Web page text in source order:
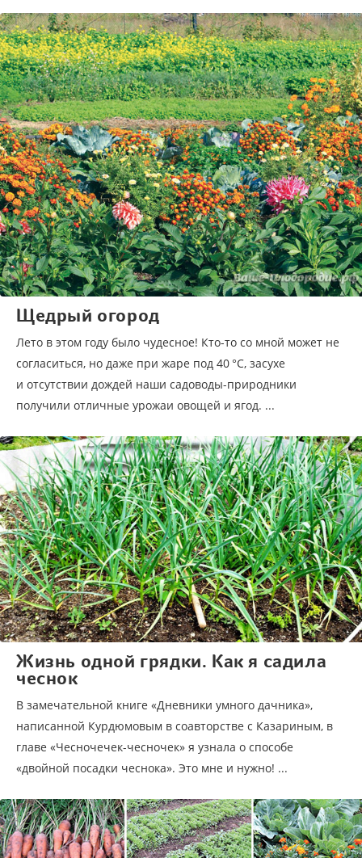
Щедрый огород
Лето в этом году было чудесное! Кто-то со мной может не
согласиться, но даже при жаре под 40 °С, засухе
и отсутствии дождей наши садоводы-природники
получили отличные урожаи овощей и ягод. ...
Жизнь одной грядки. Как я садила
чеснок
В замечательной книге «Дневники умного дачника»,
написанной Курдюмовым в соавторстве с Казариным, в
главе «Чесночечек-чесночек» я узнала о способе
«двойной посадки чеснока». Это мне и нужно! ...